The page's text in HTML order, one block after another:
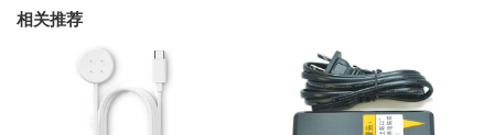
相关推荐